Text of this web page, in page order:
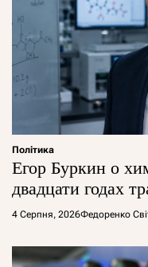
Політика
Егор Буркин о
двадцати годах
4 Серпня, 2026Федоренко